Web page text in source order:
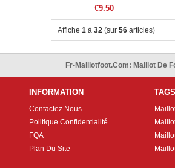
€9.50
Affiche 1 à 32 (sur 56 articles)
Fr-Maillotfoot.com: Maillot De
INFORMATION
Contactez Nous
Politique Confidentialité
FQA
Plan Du Site
TAGS